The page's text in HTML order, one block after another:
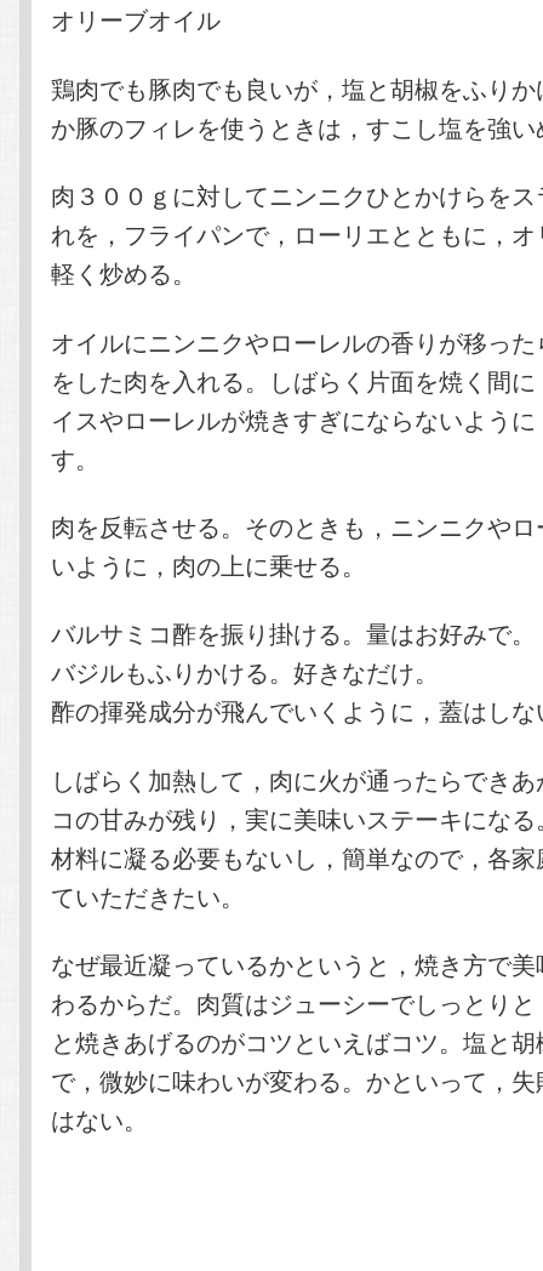
オリーブオイル
鶏肉でも豚肉でも良いが，塩と胡椒をふり
か豚のフィレを使うときは，すこし塩を強
肉３００ｇに対してニンニクひとかけらを
れを，フライパンで，ローリエとともに，
軽く炒める。
オイルにニンニクやローレルの香りが移っ
をした肉を入れる。しばらく片面を焼く間
イスやローレルが焼きすぎにならないよう
す。
肉を反転させる。そのときも，ニンニクや
いように，肉の上に乗せる。
バルサミコ酢を振り掛ける。量はお好みで。
バジルもふりかける。好きなだけ。
酢の揮発成分が飛んでいくように，蓋はし
しばらく加熱して，肉に火が通ったらでき
コの甘みが残り，実に美味いステーキになる
材料に凝る必要もないし，簡単なので，各
ていただきたい。
なぜ最近凝っているかというと，焼き方で
わるからだ。肉質はジューシーでしっとり
と焼きあげるのがコツといえばコツ。塩と
で，微妙に味わいが変わる。かといって，
はない。